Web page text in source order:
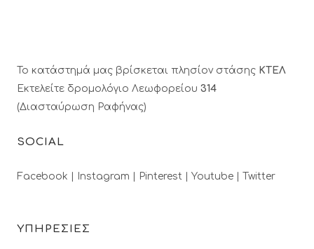
Το κατάστημά μας βρίσκεται πλησίον στάσης ΚΤΕΛ
Εκτελείτε δρομολόγιο Λεωφορείου 314
(Διασταύρωση Ραφήνας)
SOCIAL
Facebook | Instagram | Pinterest | Youtube | Twitter
ΥΠΗΡΕΣΙΕΣ